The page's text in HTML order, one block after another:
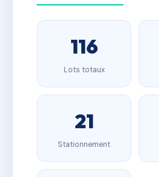
116
Lots totaux
21
Stationnement